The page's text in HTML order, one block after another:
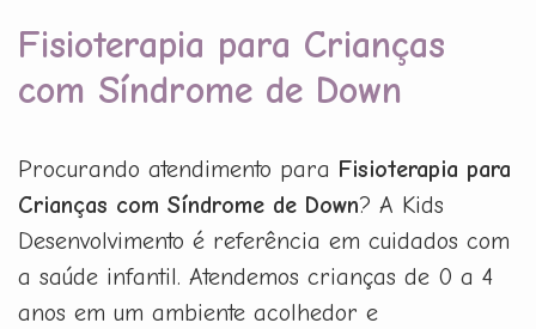
Fisioterapia para Crianças
com Síndrome de Down
Procurando atendimento para Fisioterapia para
Crianças com Síndrome de Down? A Kids
Desenvolvimento é referência em cuidados com
a saúde infantil. Atendemos crianças de 0 a 4
anos em um ambiente acolhedor e